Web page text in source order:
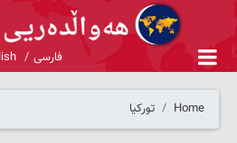
فارسی
Home تورکیا